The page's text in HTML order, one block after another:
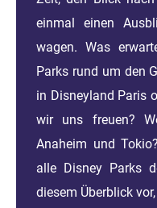
einmal einen
wagen. Was
Parks rund um den
in Disneyland Paris
wir uns freuen?
Anaheim und
alle Disney Parks
diesem Überblick